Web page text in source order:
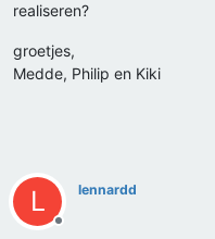
realiseren?
groetjes,
Medde, Philip en Kiki
L
Offline
lennardd